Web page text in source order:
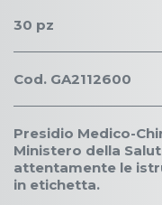
30 pz
Cod. GA2112600
Presidio Medico-
Ministero della
attentamente le
in etichetta.